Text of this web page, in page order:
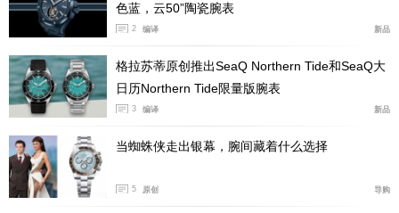
色蓝，云50”陶瓷腕表
2 编译 新品
格拉苏蒂原创推出SeaQ Northern Tide和SeaQ大
日历Northern Tide限量版腕表
3 编译 新品
当蜘蛛侠走出银幕，腕间藏着什么选择
5 原创 导购